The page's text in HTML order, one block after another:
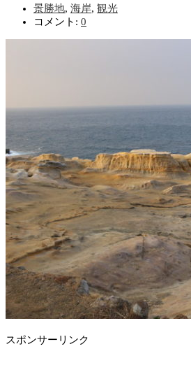
景勝地, 海岸, 観光
コメント: 0
スポンサーリンク